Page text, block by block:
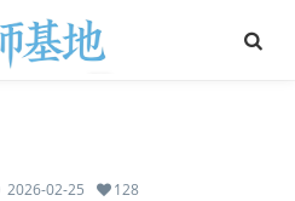
2026-02-25 128